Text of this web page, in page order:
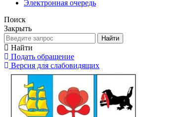
Электронная очередь
Поиск
Закрыть
Найти
Найти
Подать обращение
Версия для слабовидящих